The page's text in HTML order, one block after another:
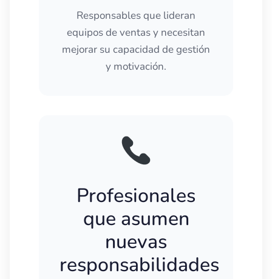
Responsables que lideran
equipos de ventas y necesitan
mejorar su capacidad de gestión
y motivación.
Profesionales
que asumen
nuevas
responsabilidades